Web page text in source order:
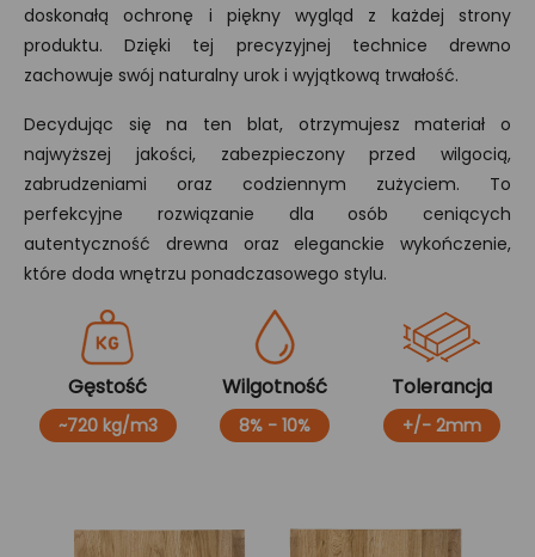
doskonałą ochronę i piękny wygląd z każdej strony
produktu. Dzięki tej precyzyjnej technice drewno
zachowuje swój naturalny urok i wyjątkową trwałość.
Decydując się na ten blat, otrzymujesz materiał o
najwyższej jakości, zabezpieczony przed wilgocią,
zabrudzeniami oraz codziennym zużyciem. To
perfekcyjne rozwiązanie dla osób ceniących
autentyczność drewna oraz eleganckie wykończenie,
które doda wnętrzu ponadczasowego stylu.
Gęstość
~720 kg/m3
Wilgotność
8% - 10%
Tolerancja
+/- 2mm